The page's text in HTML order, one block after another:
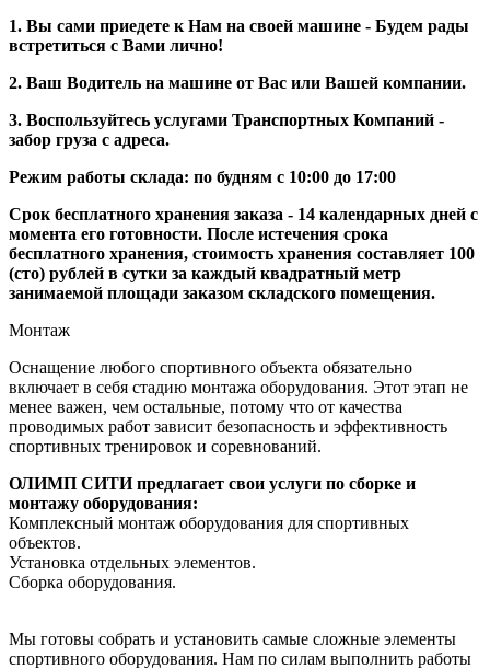
1. Вы сами приедете к Нам на своей машине - Будем рады
встретиться с Вами лично!
2. Ваш Водитель на машине от Вас или Вашей компании.
3. Воспользуйтесь услугами Транспортных Компаний -
забор груза с адреса.
Режим работы склада: по будням с 10:00 до 17:00
Срок бесплатного хранения заказа - 14 календарных дней с
момента его готовности. После истечения срока
бесплатного хранения, стоимость хранения составляет 100
(сто) рублей в сутки за каждый квадратный метр
занимаемой площади заказом складского помещения.
Монтаж
Оснащение любого спортивного объекта обязательно
включает в себя стадию монтажа оборудования. Этот этап не
менее важен, чем остальные, потому что от качества
проводимых работ зависит безопасность и эффективность
спортивных тренировок и соревнований.
ОЛИМП СИТИ предлагает свои услуги по сборке и
монтажу оборудования:
Комплексный монтаж оборудования для спортивных
объектов.
Установка отдельных элементов.
Сборка оборудования.
Мы готовы собрать и установить самые сложные элементы
спортивного оборудования. Нам по силам выполнить работы